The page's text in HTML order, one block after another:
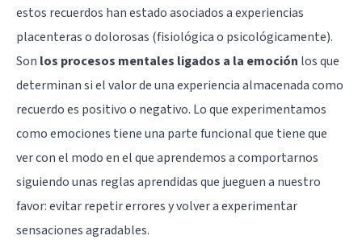
estos recuerdos han estado asociados a experiencias
placenteras o dolorosas (fisiológica o psicológicamente).
Son los procesos mentales ligados a la emoción los que
determinan si el valor de una experiencia almacenada como
recuerdo es positivo o negativo. Lo que experimentamos
como emociones tiene una parte funcional que tiene que
ver con el modo en el que aprendemos a comportarnos
siguiendo unas reglas aprendidas que jueguen a nuestro
favor: evitar repetir errores y volver a experimentar
sensaciones agradables.